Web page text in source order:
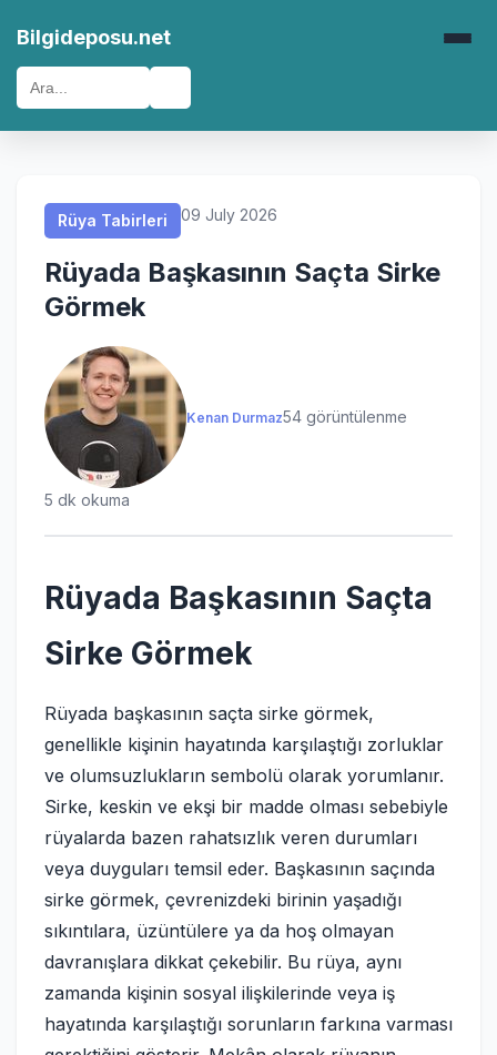
Bilgideposu.net
Rüya Tabirleri 09 July 2026
Rüyada Başkasının Saçta Sirke
Görmek
Kenan Durmaz54 görüntülenme
5 dk okuma
Rüyada Başkasının Saçta
Sirke Görmek
Rüyada başkasının saçta sirke görmek,
genellikle kişinin hayatında karşılaştığı zorluklar
ve olumsuzlukların sembolü olarak yorumlanır.
Sirke, keskin ve ekşi bir madde olması sebebiyle
rüyalarda bazen rahatsızlık veren durumları
veya duyguları temsil eder. Başkasının saçında
sirke görmek, çevrenizdeki birinin yaşadığı
sıkıntılara, üzüntülere ya da hoş olmayan
davranışlara dikkat çekebilir. Bu rüya, aynı
zamanda kişinin sosyal ilişkilerinde veya iş
hayatında karşılaştığı sorunların farkına varması
Rüya Tabirleri
Rüya Tabirleri
Rüya Tabirleri
Rüya Tabirleri